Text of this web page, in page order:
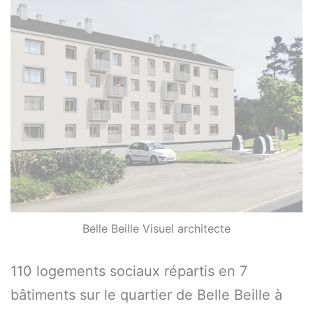
Belle Beille Visuel architecte
110 logements sociaux répartis en 7
bâtiments sur le quartier de Belle Beille à